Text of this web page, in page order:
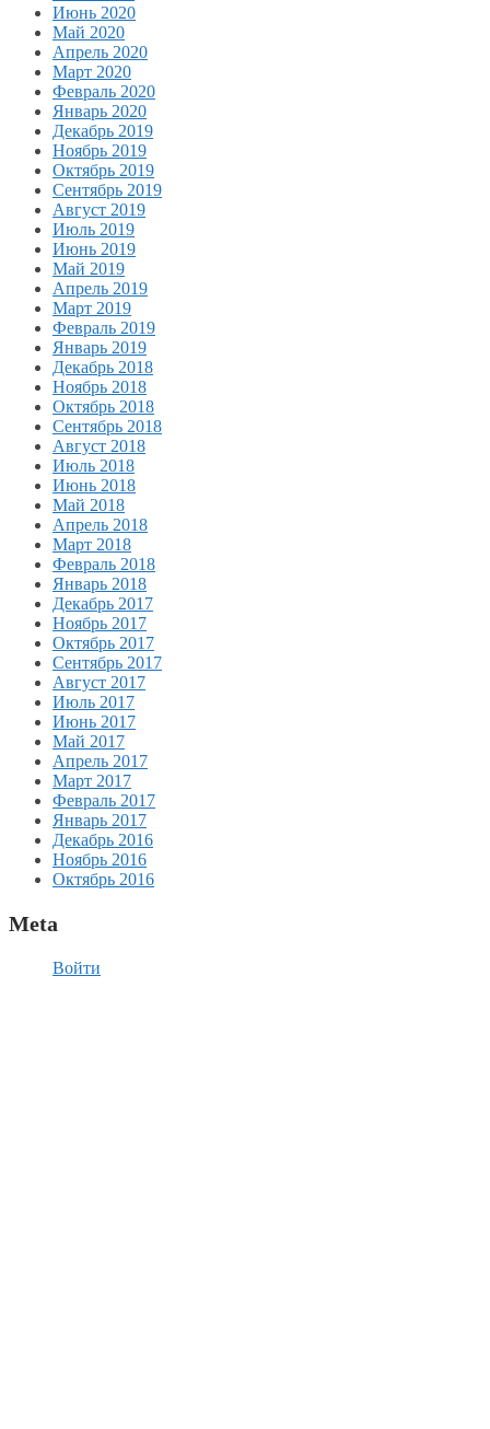
Июнь 2020
Май 2020
Апрель 2020
Март 2020
Февраль 2020
Январь 2020
Декабрь 2019
Ноябрь 2019
Октябрь 2019
Сентябрь 2019
Август 2019
Июль 2019
Июнь 2019
Май 2019
Апрель 2019
Март 2019
Февраль 2019
Январь 2019
Декабрь 2018
Ноябрь 2018
Октябрь 2018
Сентябрь 2018
Август 2018
Июль 2018
Июнь 2018
Май 2018
Апрель 2018
Март 2018
Февраль 2018
Январь 2018
Декабрь 2017
Ноябрь 2017
Октябрь 2017
Сентябрь 2017
Август 2017
Июль 2017
Июнь 2017
Май 2017
Апрель 2017
Март 2017
Февраль 2017
Январь 2017
Декабрь 2016
Ноябрь 2016
Октябрь 2016
Meta
Войти